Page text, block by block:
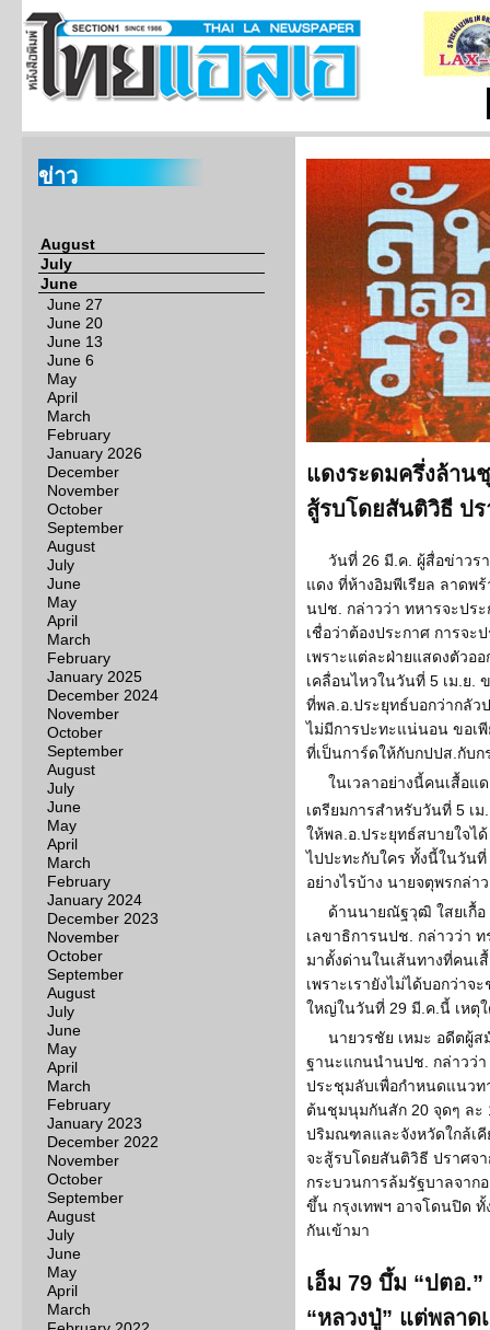
ข่าว
August
July
June
June 27
June 20
June 13
June 6
May
April
March
February
January 2026
December
November
October
September
August
July
June
May
April
March
February
January 2025
December 2024
November
October
September
August
July
June
May
April
March
February
January 2024
December 2023
November
October
September
August
July
June
May
April
March
February
January 2023
December 2022
November
October
September
August
July
June
May
April
March
แดงระดมครึ่งล้าน
สู้รบโดยสันติวิธี ปร
วันที่ 26 มี.ค. ผู้สื่อข่าวร
แดง ที่ห้างอิมพีเรียล ลาดพ
นปช. กล่าวว่า ทหารจะปร
เชื่อว่าต้องประกาศ การจะ
เพราะแต่ละฝ่ายแสดงตัวอ
เคลื่อนไหวในวันที่ 5 เม.ย.
ที่พล.อ.ประยุทธ์บอกว่ากลั
ไม่มีการปะทะแน่นอน ขอเ
ที่เป็นการ์ดให้กับกปปส.กับก
ในเวลาอย่างนี้คนเสื้อ
เตรียมการสำหรับวันที่ 5 เ
ให้พล.อ.ประยุทธ์สบายใจไ
ไปปะทะกับใคร ทั้งนี้ในวันที่
อย่างไรบ้าง นายจตุพรกล่าว
ด้านนายณัฐวุฒิ ใสยเกื้
เลขาธิการนปช. กล่าวว่า
มาตั้งด่านในเส้นทางที่คนเ
เพราะเรายังไม่ได้บอกว่า
ใหญ่ในวันที่ 29 มี.ค.นี้ เหตุ
นายวรชัย เหมะ อดีตผู้ส
ฐานะแกนนำนปช. กล่าวว่
ประชุมลับเพื่อกำหนดแนวท
ต้นชุมนุมกันสัก 20 จุดๆ ละ
ปริมณฑลและจังหวัดใกล้เ
จะสู้รบโดยสันติวิธี ปราศจ
กระบวนการล้มรัฐบาลจาก
ขึ้น กรุงเทพฯ อาจโดนปิด
กันเข้ามา
เอ็ม 79 บึ้ม “ปตอ
“หลวงปู่” แต่พลาด